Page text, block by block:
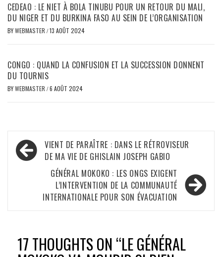
CEDEAO : LE NIET À BOLA TINUBU POUR UN RETOUR DU MALI,
DU NIGER ET DU BURKINA FASO AU SEIN DE L’ORGANISATION
BYWEBMASTER /13 AOÛT 2024
CONGO : QUAND LA CONFUSION ET LA SUCCESSION DONNENT
DU TOURNIS
BYWEBMASTER /6 AOÛT 2024
Navigation
de
l’article
VIENT DE PARAÎTRE : DANS LE RÉTROVISEUR
DE MA VIE DE GHISLAIN JOSEPH GABIO
GÉNÉRAL MOKOKO : LES ONGS EXIGENT
L’INTERVENTION DE LA COMMUNAUTÉ
INTERNATIONALE POUR SON ÉVACUATION
17 THOUGHTS ON “LE GÉNÉRAL